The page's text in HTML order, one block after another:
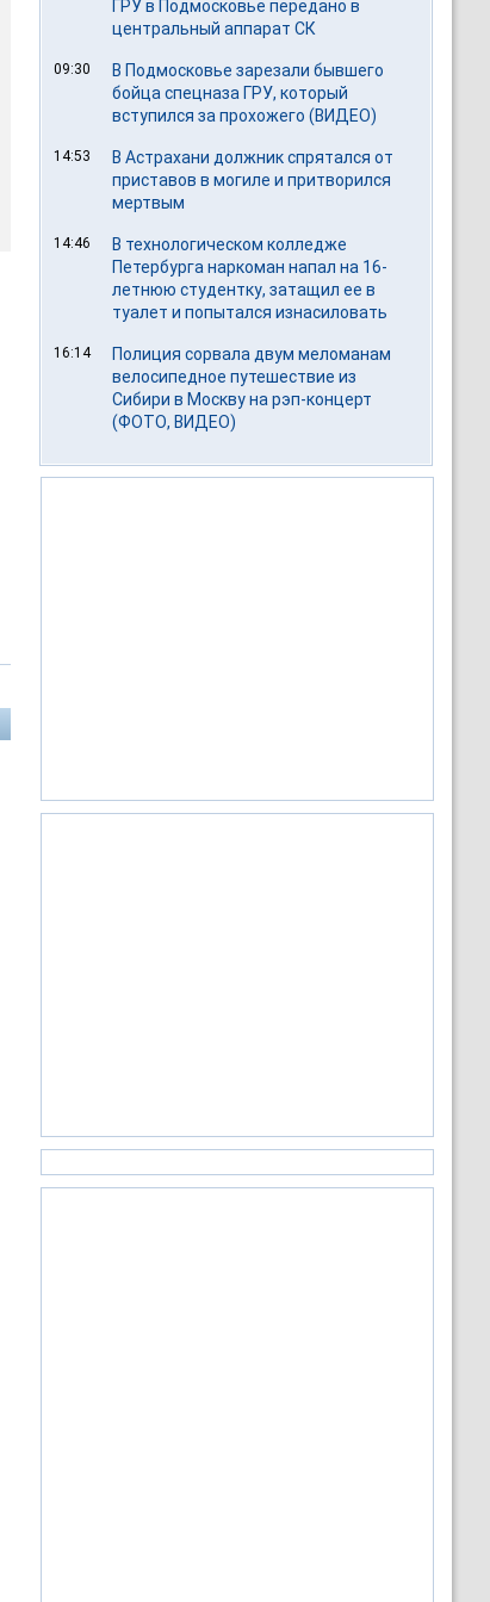
ГРУ в Подмосковье передано в
центральный аппарат СК
09:30
В Подмосковье зарезали бывшего
бойца спецназа ГРУ, который
вступился за прохожего (ВИДЕО)
14:53
В Астрахани должник спрятался от
приставов в могиле и притворился
мертвым
14:46
В технологическом колледже
Петербурга наркоман напал на 16-
летнюю студентку, затащил ее в
туалет и попытался изнасиловать
16:14
Полиция сорвала двум меломанам
велосипедное путешествие из
Сибири в Москву на рэп-концерт
(ФОТО, ВИДЕО)